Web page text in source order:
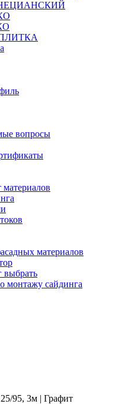
вопросы
материалов
материалов
выбрать
монтажу сайдинга
95, 3м | Графит